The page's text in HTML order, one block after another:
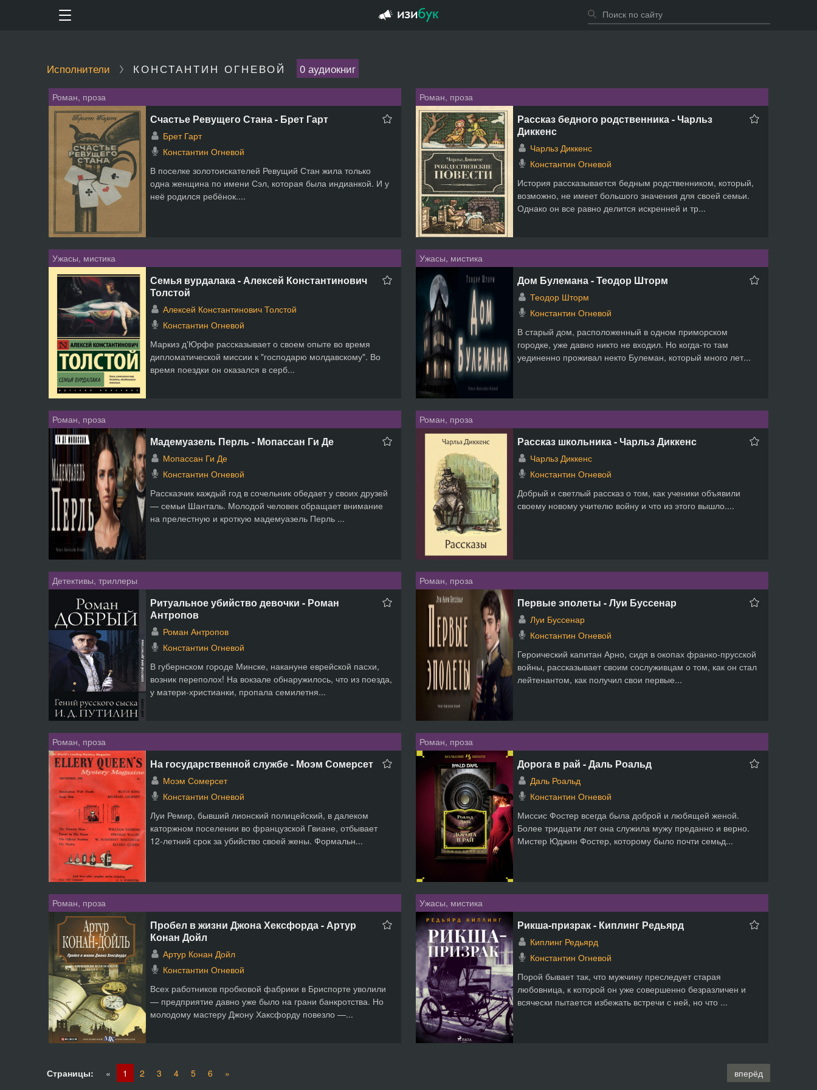
Исполнители КОНСТАНТИН ОГНЕВОЙ 0 аудиокниг
Роман, проза
Счастье Ревущего Стана - Брет Гарт
Брет Гарт
Константин Огневой
В поселке золотоискателей Ревущий Стан жила только
одна женщина по имени Сэл, которая была индианкой. И у
неё родился ребёнок....
Роман, проза
Рассказ бедного родственника - Чарльз
Диккенс
Чарльз Диккенс
Константин Огневой
История рассказывается бедным родственником, который,
возможно, не имеет большого значения для своей семьи.
Однако он все равно делится искренней и тр...
Ужасы, мистика
Семья вурдалака - Алексей Константинович
Толстой
Алексей Константинович Толстой
Константин Огневой
Маркиз д'Юрфе рассказывает о своем опыте во время
дипломатической миссии к "господарю молдавскому". Во
время поездки он оказался в серб...
Ужасы, мистика
Дом Булемана - Теодор Шторм
Теодор Шторм
Константин Огневой
В старый дом, расположенный в одном приморском
городке, уже давно никто не входил. Но когда-то там
уединенно проживал некто Булеман, который много лет...
Роман, проза
Мадемуазель Перль - Мопассан Ги Де
Мопассан Ги Де
Константин Огневой
Рассказчик каждый год в сочельник обедает у своих друзей
— семьи Шанталь. Молодой человек обращает внимание
на прелестную и кроткую мадемуазель Перль ...
Роман, проза
Рассказ школьника - Чарльз Диккенс
Чарльз Диккенс
Константин Огневой
Добрый и светлый рассказ о том, как ученики объявили
своему новому учителю войну и что из этого вышло....
Детективы, триллеры
Ритуальное убийство девочки - Роман
Антропов
Роман Антропов
Константин Огневой
В губернском городе Минске, накануне еврейской пасхи,
возник переполох! На вокзале обнаружилось, что из поезда,
у матери-христианки, пропала семилетня...
Роман, проза
Первые эполеты - Луи Буссенар
Луи Буссенар
Константин Огневой
Героический капитан Арно, сидя в окопах франко-прусской
войны, рассказывает своим сослуживцам о том, как он стал
лейтенантом, как получил свои первые...
Роман, проза
На государственной службе - Моэм Сомерсет
Моэм Сомерсет
Константин Огневой
Луи Ремир, бывший лионский полицейский, в далеком
каторжном поселении во французской Гвиане, отбывает
12-летний срок за убийство своей жены. Формальн...
Роман, проза
Дорога в рай - Даль Роальд
Даль Роальд
Константин Огневой
Миссис Фостер всегда была доброй и любящей женой.
Более тридцати лет она служила мужу преданно и верно.
Мистер Юджин Фостер, которому было почти семьд...
Роман, проза
Пробел в жизни Джона Хексфорда - Артур
Конан Дойл
Артур Конан Дойл
Константин Огневой
Всех работников пробковой фабрики в Бриспорте уволили
— предприятие давно уже было на грани банкротства. Но
молодому мастеру Джону Хаксфорду повезло —...
Ужасы, мистика
Рикша-призрак - Киплинг Редьярд
Киплинг Редьярд
Константин Огневой
Порой бывает так, что мужчину преследует старая
любовница, к которой он уже совершенно безразличен и
всячески пытается избежать встречи с ней, но что ...
вперёд
Страницы: « 1 2 3 4 5 6 »